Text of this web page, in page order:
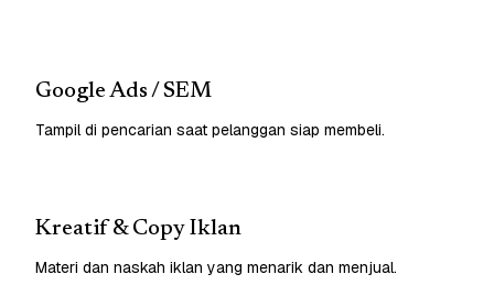
Google Ads / SEM
Tampil di pencarian saat pelanggan siap membeli.
Kreatif & Copy Iklan
Materi dan naskah iklan yang menarik dan menjual.